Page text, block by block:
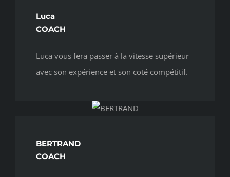
Luca
COACH
Luca vous fera passer à la vitesse supérieur
avec son expérience et son coté compétitif.
BERTRAND
COACH